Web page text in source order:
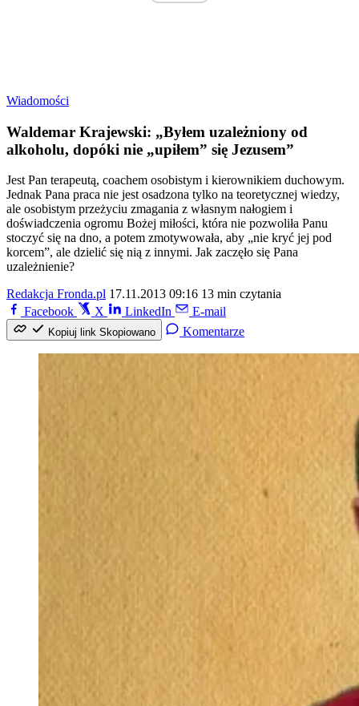
Wiadomości
Waldemar Krajewski: „Byłem uzależniony od
alkoholu, dopóki nie „upiłem” się Jezusem”
Jest Pan terapeutą, coachem osobistym i kierownikiem duchowym.
Jednak Pana praca nie jest osadzona tylko na teoretycznej wiedzy,
ale osobistym przeżyciu zmagania z własnym nałogiem i
doświadczenia ogromu Bożej miłości, która nie pozwoliła Panu
stoczyć się na dno, a potem zmotywowała, aby „nie kryć jej pod
korcem”, ale dzielić się nią z innymi. Jak zaczęło się Pana
uzależnienie?
Redakcja Fronda.pl 17.11.2013 09:16 13 min czytania
Facebook
X LinkedIn E-mail
Kopiuj link Skopiowano Komentarze